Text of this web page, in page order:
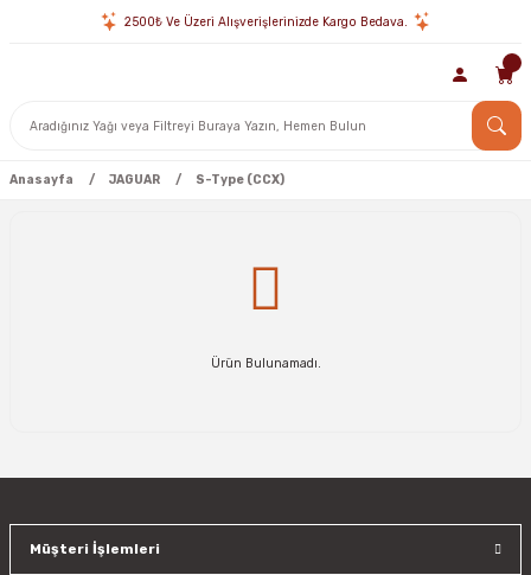
2500₺ Ve Üzeri Alışverişlerinizde Kargo Bedava.
Anasayfa JAGUAR S-Type (CCX)
Ürün Bulunamadı.
Müşteri İşlemleri